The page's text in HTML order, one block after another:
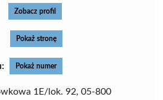
Zobacz profil
Pokaż stronę
Pokaż numer
1E/lok. 92, 05-800